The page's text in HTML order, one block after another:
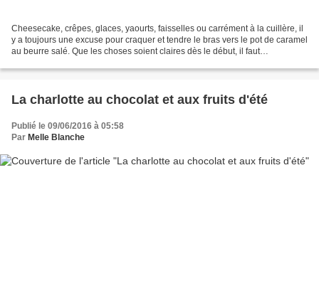
Cheesecake, crêpes, glaces, yaourts, faisselles ou carrément à la cuillère, il
y a toujours une excuse pour craquer et tendre le bras vers le pot de caramel
au beurre salé. Que les choses soient claires dès le début, il faut
La charlotte au chocolat et aux fruits d'été
Publié le 09/06/2016 à 05:58
Par Melle Blanche